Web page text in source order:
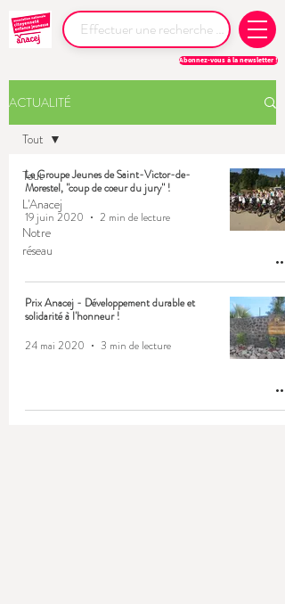
Abonnez-vous à la newsletter !
ACTUALITÉ
Tout
L'Anacej
Notre
réseau
Tout
Le Groupe Jeunes de Saint-Victor-de-
Morestel, "coup de coeur du jury" !
19 juin 2020
2 min de lecture
Prix Anacej - Développement durable et
solidarité à l'honneur !
24 mai 2020
3 min de lecture